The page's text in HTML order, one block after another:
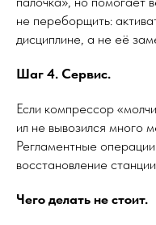
не переборщить:
дисциплине, а не её
Шаг 4. Сервис.
Если компрессор
ил не вывозился много
Регламентные
восстановление
Чего делать не стоит.